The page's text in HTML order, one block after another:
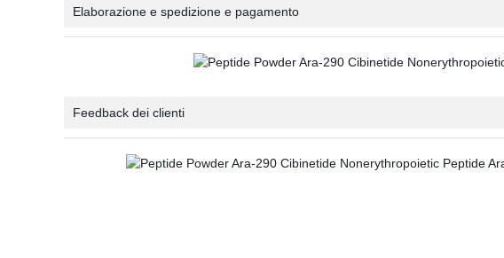
Elaborazione e spedizione e pagamento
Feedback dei clienti